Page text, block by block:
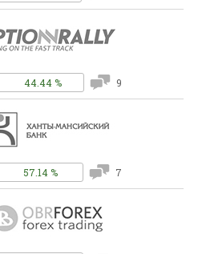
44.44 % 9
57.14 % 7